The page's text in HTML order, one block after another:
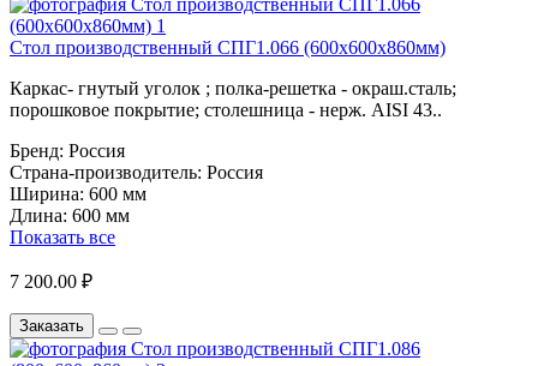
Стол производственный СПГ1.066 (600х600х860мм)
Каркас- гнутый уголок ; полка-решетка - окраш.сталь;
порошковое покрытие; столешница - нерж. AISI 43..
Бренд: Россия
Страна-производитель: Россия
Ширина: 600 мм
Длина: 600 мм
Показать все
7 200.00 ₽
Заказать